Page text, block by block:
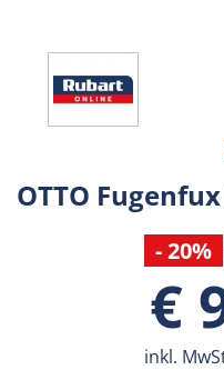
OTTO
- 20%
€
inkl.